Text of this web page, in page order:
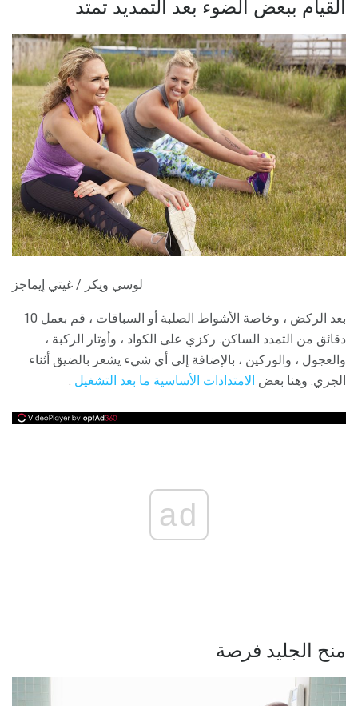
القيام ببعض الضوء بعد التمديد تمتد
لوسي ويكر / غيتي إيماجز
بعد الركض ، وخاصة الأشواط الصلبة أو السباقات ، قم بعمل 10
دقائق من التمدد الساكن. ركزي على الكواد ، وأوتار الركبة ،
والعجول ، والوركين ، بالإضافة إلى أي شيء يشعر بالضيق أثناء
الجري. وهنا بعض الامتدادات الأساسية ما بعد التشغيل .
ad
منح الجليد فرصة